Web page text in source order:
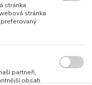
stránka
stránka
partneři,
obsah